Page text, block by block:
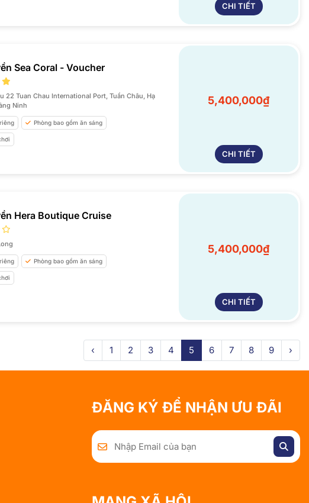
CHI TIẾT
Sea Coral - Voucher
22 Tuan Chau International Port, Tuần Châu, Hạ
Ninh
Phòng bao gồm ăn sáng
5,400,000₫
CHI TIẾT
Hera Boutique Cruise
Phòng bao gồm ăn sáng
5,400,000₫
CHI TIẾT
‹ 1 2 3 4 5 6 7 8 9 ›
ĐĂNG KÝ ĐỂ NHẬN ƯU ĐÃI